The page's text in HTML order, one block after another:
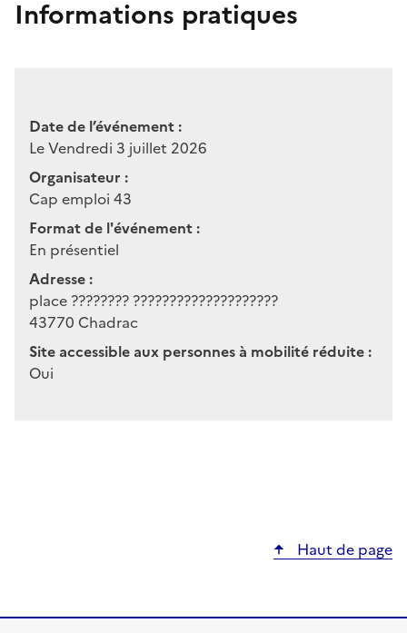
Informations pratiques
Date de l’événement :
Le Vendredi 3 juillet 2026
Organisateur :
Cap emploi 43
Format de l'événement :
En présentiel
Adresse :
place ???????? ????????????????????
43770 Chadrac
Site accessible aux personnes à mobilité réduite :
Oui
Haut de page